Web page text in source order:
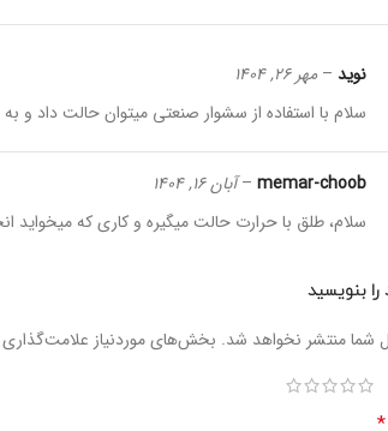
نوید – مهر 26, 1404
سلام با استفاده از سشوار صنعتی میتوان حالت داد و
memar-choob
– آبان 16, 1404
سلام، طلق با حرارت حالت میگیره و کاری که
بنویسید
شما منتشر نخواهد شد. بخش‌های موردنیاز
*